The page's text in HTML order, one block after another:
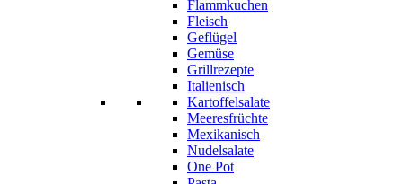
Flammkuchen
Fleisch
Geflügel
Gemüse
Grillrezepte
Italienisch
Kartoffelsalate
Meeresfrüchte
Mexikanisch
Nudelsalate
One Pot